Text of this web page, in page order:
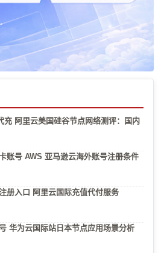
充 阿里云美国硅谷节点网络测评：国内
账号 AWS 亚马逊云海外账号注册条件
册入口 阿里云国际充值代付服务
华为云国际站日本节点应用场景分析